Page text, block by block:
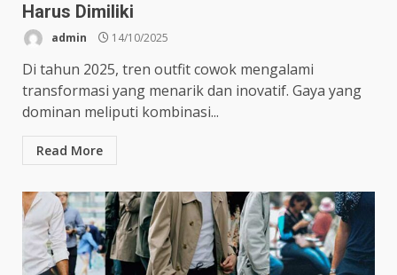
Harus Dimiliki
admin 14/10/2025
Di tahun 2025, tren outfit cowok mengalami
transformasi yang menarik dan inovatif. Gaya yang
dominan meliputi kombinasi...
Read More